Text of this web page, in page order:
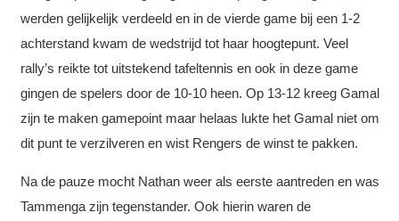
werden gelijkelijk verdeeld en in de vierde game bij een 1-2
achterstand kwam de wedstrijd tot haar hoogtepunt. Veel
rally’s reikte tot uitstekend tafeltennis en ook in deze game
gingen de spelers door de 10-10 heen. Op 13-12 kreeg Gamal
zijn te maken gamepoint maar helaas lukte het Gamal niet om
dit punt te verzilveren en wist Rengers de winst te pakken.
Na de pauze mocht Nathan weer als eerste aantreden en was
Tammenga zijn tegenstander. Ook hierin waren de